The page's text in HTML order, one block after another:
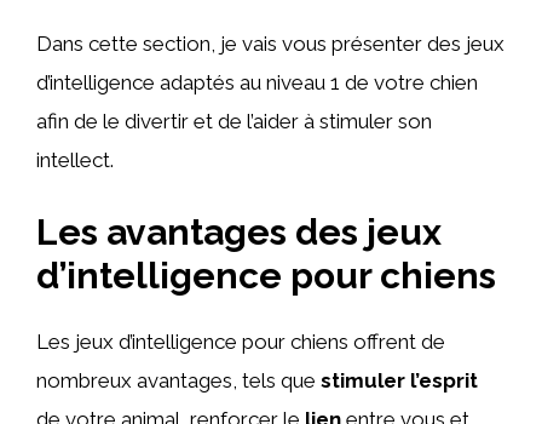
Dans cette section, je vais vous présenter des jeux
d’intelligence adaptés au niveau 1 de votre chien
afin de le divertir et de l’aider à stimuler son
intellect.
Les avantages des jeux
d’intelligence pour chiens
Les jeux d’intelligence pour chiens offrent de
nombreux avantages, tels que stimuler l’esprit
de votre animal, renforcer le lien entre vous et